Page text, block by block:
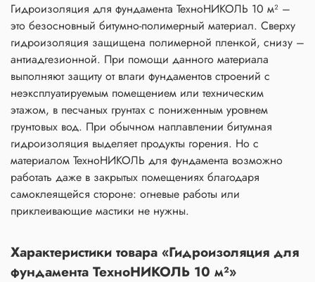
Гидроизоляция для фундамента ТехноНИКОЛЬ 10 м² –
это безосновный битумно-полимерный материал. Сверху
гидроизоляция защищена полимерной пленкой, снизу –
антиадгезионной. При помощи данного материала
выполняют защиту от влаги фундаментов строений с
неэксплуатируемым помещением или техническим
этажом, в песчаных грунтах с пониженным уровнем
грунтовых вод. При обычном наплавлении битумная
гидроизоляция выделяет продукты горения. Но с
материалом ТехноНИКОЛЬ для фундамента возможно
работать даже в закрытых помещениях благодаря
самоклеящейся стороне: огневые работы или
приклеивающие мастики не нужны.
Характеристики товара «Гидроизоляция для
фундамента ТехноНИКОЛЬ 10 м²»